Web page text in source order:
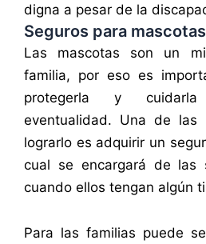
digna a pesar de la
Seguros para mascotas
Las mascotas son un
familia, por eso es
protegerla y
eventualidad. Una de las
lograrlo es adquirir un
cual se encargará de las
cuando ellos tengan algún
Para las familias puede